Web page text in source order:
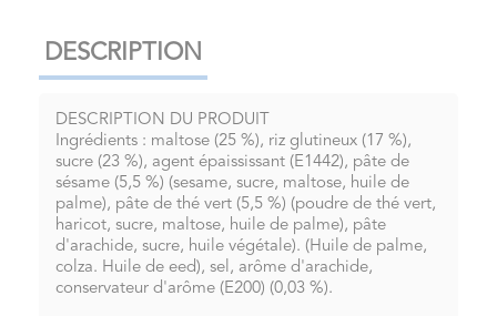
DESCRIPTION
DESCRIPTION DU PRODUIT
Ingrédients : maltose (25 %), riz glutineux (17 %),
sucre (23 %), agent épaississant (E1442), pâte de
sésame (5,5 %) (sesame, sucre, maltose, huile de
palme), pâte de thé vert (5,5 %) (poudre de thé vert,
haricot, sucre, maltose, huile de palme), pâte
d'arachide, sucre, huile végétale). (Huile de palme,
colza. Huile de eed), sel, arôme d'arachide,
conservateur d'arôme (E200) (0,03 %).